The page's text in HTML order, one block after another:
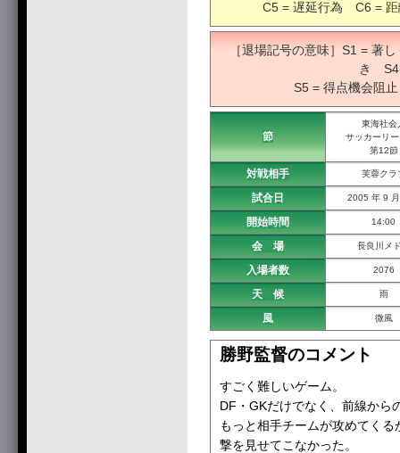
C5 = 遅延行為 C6 =
［退場記号の意味］S1 =
き S4
S5 = 得点機会阻
節
東海社会
サッカーリ
第12節
対戦相手 芙蓉クラ
試合日 2005 年 9
開始時間 14:00
会 場 長良川メ
入場者数 2076
天 候 雨
風 微風
勝野監督のコメント
すごく難しいゲーム。
DF・GKだけでなく、前線から
もっと相手チームが攻めてく
撃を見せてこなかった。